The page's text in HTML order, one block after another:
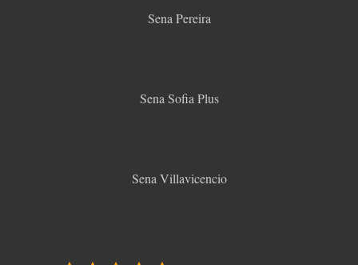
Sena Pereira
Sena Sofia Plus
Sena Villavicencio